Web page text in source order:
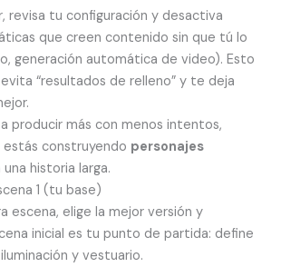
revisa tu configuración y desactiva
que creen contenido sin que tú lo
generación automática de video). Esto
“resultados de relleno” y te deja
producir más con menos intentos,
construyendo personajes
una historia larga.
1 (tu base)
escena, elige la mejor versión y
inicial es tu punto de partida: define
y vestuario.